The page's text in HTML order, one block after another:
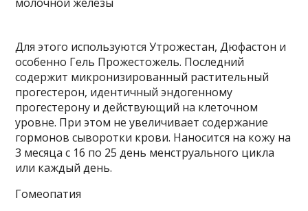
Для этого используются Утрожестан, Дюфастон и
особенно Гель Прожестожель. Последний
содержит микронизированный растительный
прогестерон, идентичный эндогенному
прогестерону и действующий на клеточном
уровне. При этом не увеличивает содержание
гормонов сыворотки крови. Наносится на кожу на
3 месяца с 16 по 25 день менструального цикла
или каждый день.
Гомеопатия